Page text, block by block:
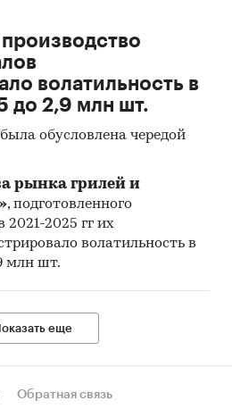
волатильность в
до 2,9 млн шт.
обусловлена чередой
рынка грилей и
, подготовленного
2021-2025 гг их
волатильность в
млн шт.
еще
Обратная связь